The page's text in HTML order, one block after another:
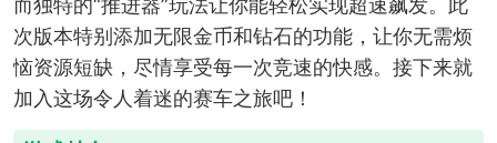
而独特的“推进器”玩法让你能轻松实现超速飙发。此
次版本特别添加无限金币和钻石的功能，让你无需烦
恼资源短缺，尽情享受每一次竞速的快感。接下来就
加入这场令人着迷的赛车之旅吧！